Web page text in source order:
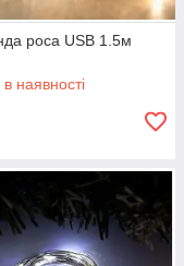
роса USB 1.5м
наявності